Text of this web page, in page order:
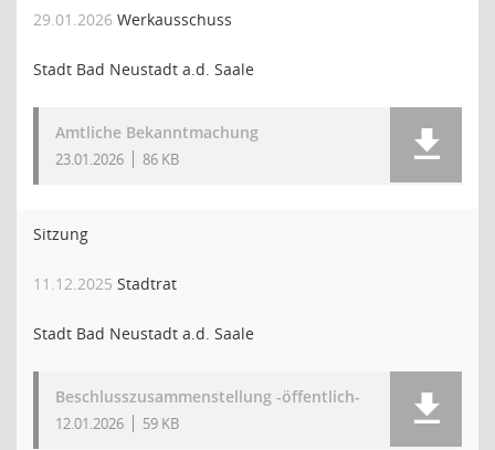
29.01.2026 Werkausschuss
Stadt Bad Neustadt a.d. Saale
Amtliche Bekanntmachung
23.01.2026 86 KB
Sitzung
11.12.2025 Stadtrat
Stadt Bad Neustadt a.d. Saale
Beschlusszusammenstellung -öffentlich-
12.01.2026 59 KB